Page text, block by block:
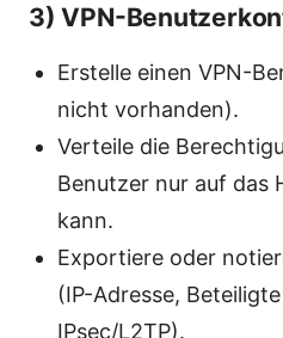
3) VPN-
Erstelle einen VPN-
nicht vorhanden).
Verteile die
Benutzer nur auf das
kann.
Exportiere oder
(IP-Adresse,
IPsec/L2TP).